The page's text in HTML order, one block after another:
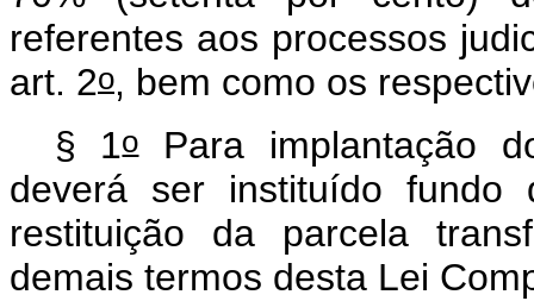
referentes aos processos
art. 2o, bem como os
§ 1oPara implantação
deverá ser instituído
restituição da parcela
demais termos desta Lei